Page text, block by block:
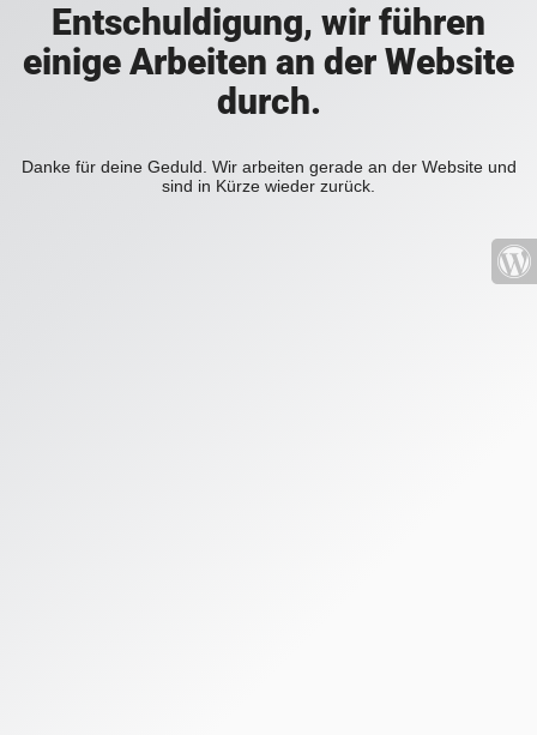
Entschuldigung, wir führen
einige Arbeiten an der Website
durch.
Danke für deine Geduld. Wir arbeiten gerade an der Website und
sind in Kürze wieder zurück.